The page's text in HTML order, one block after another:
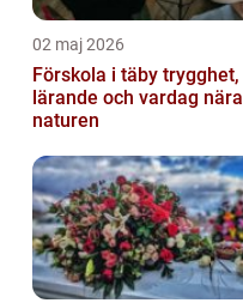
02 maj 2026
Förskola i täby trygghet,
lärande och vardag nära
naturen